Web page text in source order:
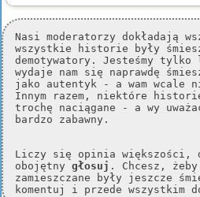
Nasi moderatorzy dokładają
wszystkie historie były
demotywatory. Jesteśmy tylko
wydaje nam się naprawdę
jako autentyk - a wam wcale
Innym razem, niektóre
trochę naciągane - a wy
bardzo zabawny.
Liczy się opinia większości,
obojętny głosuj . Chcesz,
zamieszczane były jeszcze
komentuj i przede wszystkim